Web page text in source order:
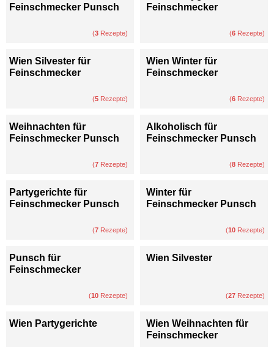
Feinschmecker Punsch
(3 Rezepte)
Feinschmecker
(6 Rezepte)
Wien Silvester für
Feinschmecker
(5 Rezepte)
Wien Winter für
Feinschmecker
(6 Rezepte)
Weihnachten für
Feinschmecker Punsch
(7 Rezepte)
Alkoholisch für
Feinschmecker Punsch
(8 Rezepte)
Partygerichte für
Feinschmecker Punsch
(7 Rezepte)
Winter für
Feinschmecker Punsch
(10 Rezepte)
Punsch für
Feinschmecker
(10 Rezepte)
Wien Silvester
(27 Rezepte)
Wien Partygerichte
Wien Weihnachten für
Feinschmecker